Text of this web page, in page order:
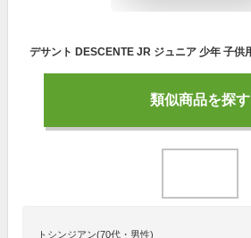
類似商品を探す
トシンジアン(70代・男性)